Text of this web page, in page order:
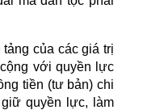
của các giá trị
với quyền lực
tiền (tư bản) chi
quyền lực, làm